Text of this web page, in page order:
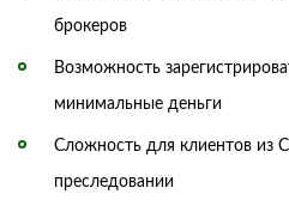
брокеров
Возможность
минимальные деньги
Сложность для клиентов из
преследовании